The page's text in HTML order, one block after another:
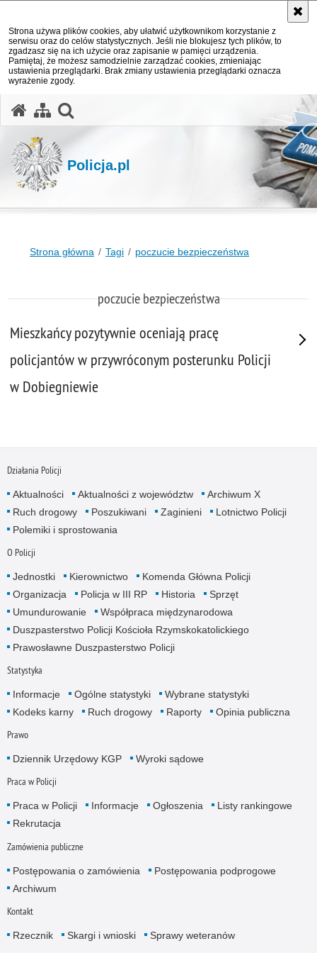
Strona używa plików cookies, aby ułatwić użytkownikom korzystanie z
serwisu oraz do celów statystycznych. Jeśli nie blokujesz tych plików, to
zgadzasz się na ich użycie oraz zapisanie w pamięci urządzenia.
Pamiętaj, że możesz samodzielnie zarządzać cookies, zmieniając
ustawienia przeglądarki. Brak zmiany ustawienia przeglądarki oznacza
wyrażenie zgody.
Policja.pl
Strona główna Tagi poczucie bezpieczeństwa
poczucie bezpieczeństwa
Mieszkańcy pozytywnie oceniają pracę
policjantów w przywróconym posterunku Policji
w Dobiegniewie
Działania Policji
Aktualności Aktualności z województw
Archiwum X
Ruch drogowy
Poszukiwani Zaginieni
Lotnictwo Policji
Polemiki i sprostowania
O Policji
Jednostki Kierownictwo
Komenda Główna Policji
Organizacja
Policja w III RP Historia
Sprzęt
Umundurowanie
Współpraca międzynarodowa
Duszpasterstwo Policji Kościoła Rzymskokatolickiego
Prawosławne Duszpasterstwo Policji
Statystyka
Informacje Ogólne statystyki
Wybrane statystyki
Kodeks karny
Ruch drogowy Raporty Opinia publiczna
Prawo
Dziennik Urzędowy KGP Wyroki sądowe
Praca w Policji
Praca w Policji Informacje Ogłoszenia
Listy rankingowe
Rekrutacja
Zamówienia publiczne
Postępowania o zamówienia
Postępowania podprogowe
Archiwum
Kontakt
Rzecznik Skargi i wnioski Sprawy weteranów